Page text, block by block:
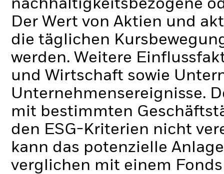
nachhaltigkeitsbezogene
Der Wert von Aktien und
die täglichen
werden. Weitere
und Wirtschaft sowie
Unternehmensereignisse.
mit bestimmten
den ESG-Kriterien nicht
kann das potenzielle
verglichen mit einem